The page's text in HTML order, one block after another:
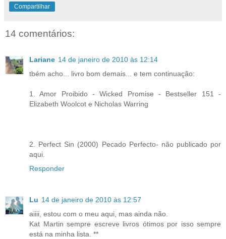
Compartilhar
14 comentários:
Lariane 14 de janeiro de 2010 às 12:14
tbém acho... livro bom demais... e tem continuação:
1. Amor Proibido - Wicked Promise - Bestseller 151 -
Elizabeth Woolcot e Nicholas Warring
2. Perfect Sin (2000) Pecado Perfecto- não publicado por
aqui.
Responder
Lu 14 de janeiro de 2010 às 12:57
aiiii, estou com o meu aqui, mas ainda não.
Kat Martin sempre escreve livros ótimos por isso sempre
está na minha lista. **